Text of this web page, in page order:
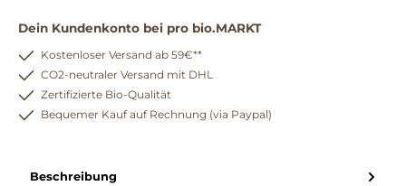
Dein Kundenkonto bei pro bio.MARKT
Kostenloser Versand ab 59€**
CO2-neutraler Versand mit DHL
Zertifizierte Bio-Qualität
Bequemer Kauf auf Rechnung (via Paypal)
Beschreibung